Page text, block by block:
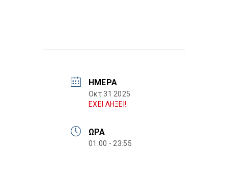
ΗΜΈΡΑ
Οκτ 31 2025
ΕΧΕΙ ΛΗΞΕΙ!
ΏΡΑ
01:00 - 23:55